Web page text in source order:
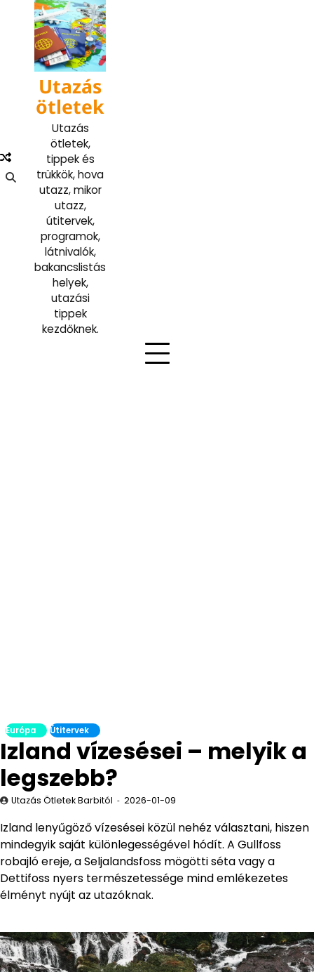
content
Utazás
ötletek
Utazás
ötletek,
tippek és
trükkök, hova
utazz, mikor
utazz,
útitervek,
programok,
látnivalók,
bakancslistás
helyek,
utazási
tippek
kezdőknek.
Európa Útitervek
Izland vízesései – melyik a
legszebb?
Utazás Ötletek Barbitól 2026-01-09
Izland lenyűgöző vízesései közül nehéz választani, hiszen
mindegyik saját különlegességével hódít. A Gullfoss
robajló ereje, a Seljalandsfoss mögötti séta vagy a
Dettifoss nyers természetessége mind emlékezetes
élményt nyújt az utazóknak.